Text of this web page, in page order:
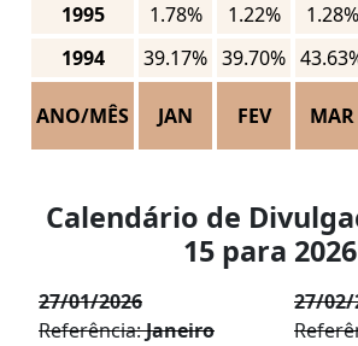
1995
1.78% 1.22% 1.28%
1994
39.17% 39.70%
ANO/MÊS JAN FEV MAR
Calendário de
15 para 2026
27/01/2026
Referência:Janeiro
27/02/